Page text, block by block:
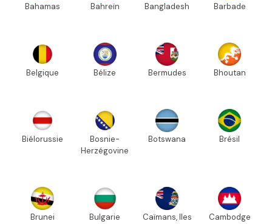
Bahamas Bahreïn Bangladesh Barbade
Belgique Bélize Bermudes Bhoutan
Biélorussie
Bosnie-
Herzégovine
Botswana Brésil
Brunei Bulgarie Caïmans, Iles Cambodge